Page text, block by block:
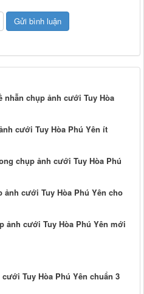
nhẫn chụp ảnh cưới Tuy Hòa
cưới Tuy Hòa Phú Yên ít
chụp ảnh cưới Tuy Hòa Phú
ảnh cưới Tuy Hòa Phú Yên cho
ảnh cưới Tuy Hòa Phú Yên mới
Tuy Hòa Phú Yên chuẩn 3